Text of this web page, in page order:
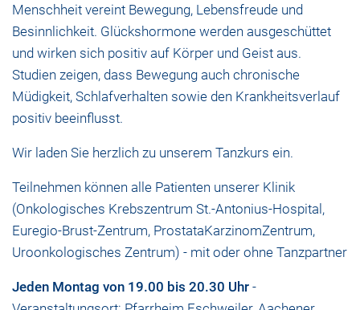
Menschheit vereint Bewegung, Lebensfreude und
Besinnlichkeit. Glückshormone werden ausgeschüttet
und wirken sich positiv auf Körper und Geist aus.
Studien zeigen, dass Bewegung auch chronische
Müdigkeit, Schlafverhalten sowie den Krankheitsverlauf
positiv beeinflusst.
Wir laden Sie herzlich zu unserem Tanzkurs ein.
Teilnehmen können alle Patienten unserer Klinik
(Onkologisches Krebszentrum St.-Antonius-Hospital,
Euregio-Brust-Zentrum, ProstataKarzinomZentrum,
Uroonkologisches Zentrum) - mit oder ohne Tanzpartner
Jeden Montag von 19.00 bis 20.30 Uhr -